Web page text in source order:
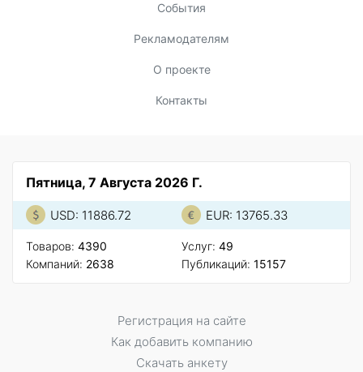
События
Рекламодателям
О проекте
Контакты
Пятница, 7 Августа 2026 Г.
USD: 11886.72 EUR: 13765.33
Товаров: 4390
Компаний: 2638
Услуг: 49
Публикаций: 15157
Регистрация на сайте
Как добавить компанию
Скачать анкету